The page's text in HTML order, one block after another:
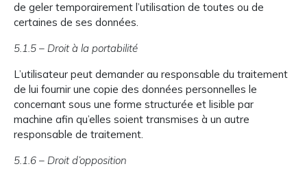
de geler temporairement l’utilisation de toutes ou de
certaines de ses données.
5.1.5 – Droit à la portabilité
L’utilisateur peut demander au responsable du traitement
de lui fournir une copie des données personnelles le
concernant sous une forme structurée et lisible par
machine afin qu’elles soient transmises à un autre
responsable de traitement.
5.1.6 – Droit d’opposition